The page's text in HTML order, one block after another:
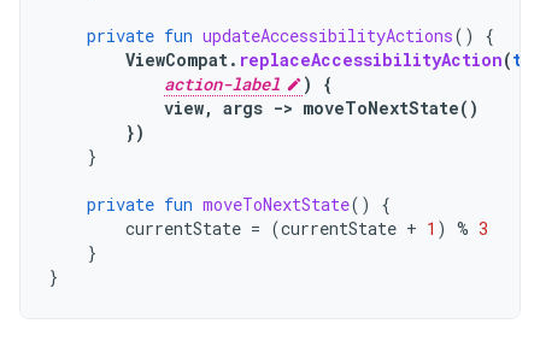
private fun updateAccessibilityActions()
{
ViewCompat. replaceAccessibilityAction(
action-label
)
{
view, args -> moveToNextState()
})
}
private fun moveToNextState()
{
currentState = (currentState + 1 ) % 3
}
}